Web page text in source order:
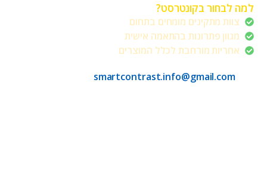
למה לבחור בקונטרסט?
צוות מתקינים מומחים בתחום
מגוון פתרונות בהתאמה אישית
אחריות מורחבת לכלל המוצרים